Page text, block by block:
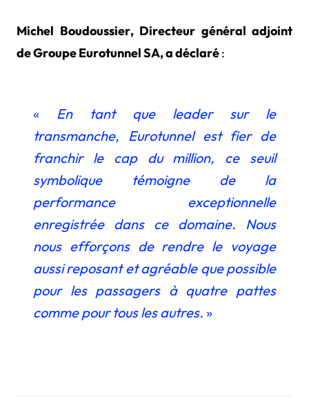
Michel Boudoussier, Directeur général adjoint
de Groupe Eurotunnel SA, a déclaré:
« En
tant que leader sur le
transmanche, Eurotunnel est fier de
franchir le cap du million, ce seuil
symbolique témoigne de la
performance exceptionnelle
enregistrée dans ce domaine. Nous
nous efforçons de rendre le voyage
aussi reposant et agréable que possible
pour les passagers à quatre pattes
comme pour tous les autres. »